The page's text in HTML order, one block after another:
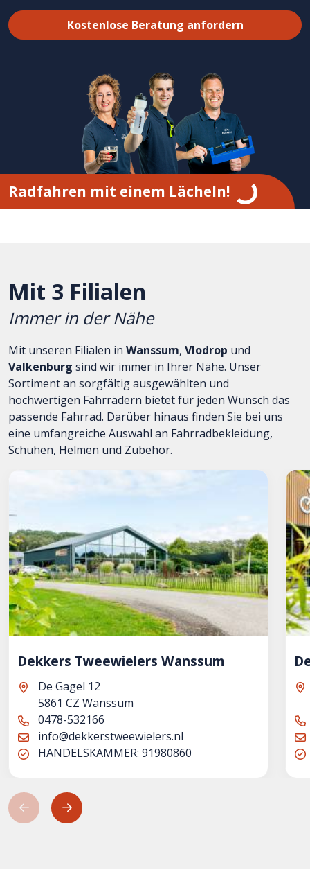
Kostenlose Beratung anfordern
Radfahren mit einem Lächeln!
Mit 3 Filialen
Immer in der Nähe
Mit unseren Filialen in Wanssum, Vlodrop und
Valkenburg sind wir immer in Ihrer Nähe. Unser
Sortiment an sorgfältig ausgewählten und
hochwertigen Fahrrädern bietet für jeden Wunsch das
passende Fahrrad. Darüber hinaus finden Sie bei uns
eine umfangreiche Auswahl an Fahrradbekleidung,
Schuhen, Helmen und Zubehör.
Dekkers Tweewielers Wanssum
De Gagel 12
5861 CZ Wanssum
0478-532166
info@dekkerstweewielers.nl
HANDELSKAMMER: 91980860